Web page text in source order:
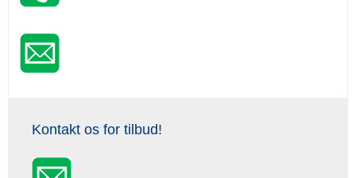
Kontakt os for tilbud!